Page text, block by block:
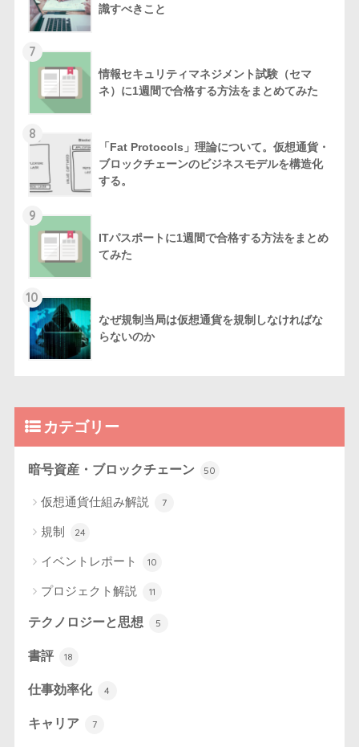
識すべきこと
7
情報セキュリティマネジメント試験（セマ
ネ）に1週間で合格する方法をまとめてみた
8
「Fat Protocols」理論について。仮想通貨・
ブロックチェーンのビジネスモデルを構造化
する。
9
ITパスポートに1週間で合格する方法をまとめ
てみた
10
なぜ規制当局は仮想通貨を規制しなければな
らないのか
カテゴリー
暗号資産・ブロックチェーン 50
仮想通貨仕組み解説 7
規制 24
イベントレポート 10
プロジェクト解説 11
テクノロジーと思想 5
書評 18
仕事効率化 4
キャリア 7